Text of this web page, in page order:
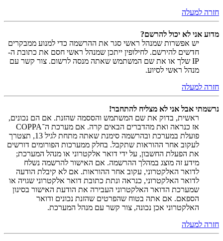
חזרה למעלה
מדוע אני לא יכול להרשם?
יש אפשרות שמנהל ראשי סגר את ההרשמה כדי למנוע ממבקרים
חדשים להירשם. לחילופין ייתכן שמנהל ראשי חסם את כתובת ה-
IP שלך או את שם המשתמש שאתה מנסה לרשום. צור קשר עם
מנהל ראשי לסיוע.
חזרה למעלה
נרשמתי אבל אני לא מצליח להתחבר!
ראשית, בדוק את שם המשתמש והססמה שהזנת. אם הם נכונים,
אז כנראה ואת מהדברים הבאים קרה. אם מערכת ה־COPPA
פועלת במערכת ובהרשמה סימנת שאתה מתחת לגיל 13, תצטרך
לעקוב אחר ההוראות שתקבל. בחלק ממערכות הפורומים דורשים
את הפעלת החשבון, על ידי דואר אלקטרוני או מנהל המערכת;
מידע זה מוצג במהלך ההרשמה. אם האישור להרשמה נשלח
לדואר האלקטרוני, עקוב אחר ההוראות. אם לא קיבלת הודעה
לדואר האלקטרוני, כנראה ונתת כתובת דואר אלקטרוני שגויה או
שמערכת הדואר האלקטרוני העבירה את הודעת האישור בסינון
הספאם. אם אתה בטוח שהפרטים שהזנת נכונים ודואר
האלקטרוני אכן נכונה, צור קשר עם מנהל המערכת.
חזרה למעלה